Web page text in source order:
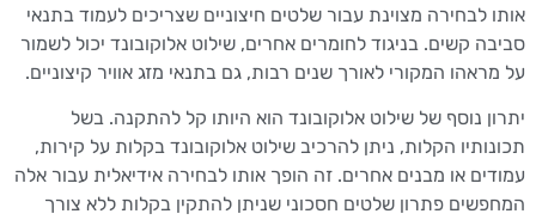
לבחירה מצוינת עבור שלטים חיצוניים שצריכים לעמוד בתנאי
קשים. בניגוד לחומרים אחרים, שילוט אלוקובונד יכול לשמור
המקורי לאורך שנים רבות, גם בתנאי מזג אוויר קיצוניים.
נוסף של שילוט אלוקובונד הוא היותו קל להתקנה. בשל
הקלות, ניתן להרכיב שילוט אלוקובונד בקלות על קירות,
או מבנים אחרים. זה הופך אותו לבחירה אידיאלית עבור אלה
פתרון שלטים חסכוני שניתן להתקין בקלות ללא צורך